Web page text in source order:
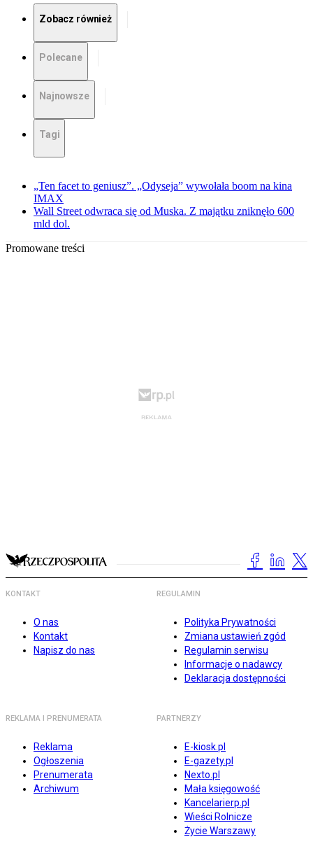
Zobacz również
Polecane
Najnowsze
Tagi
„Ten facet to geniusz”. „Odyseja” wywołała boom na kina
IMAX
Wall Street odwraca się od Muska. Z majątku zniknęło 600
mld dol.
Promowane treści
KONTAKT
O nas
Kontakt
Napisz do nas
REGULAMIN
Polityka Prywatności
Zmiana ustawień zgód
Regulamin serwisu
Informacje o nadawcy
Deklaracja dostępności
REKLAMA I PRENUMERATA
Reklama
Ogłoszenia
Prenumerata
Archiwum
PARTNERZY
E-kiosk.pl
E-gazety.pl
Nexto.pl
Mała księgowość
Kancelarierp.pl
Wieści Rolnicze
Życie Warszawy